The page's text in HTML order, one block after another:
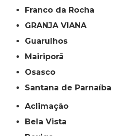
Franco da Rocha
GRANJA VIANA
Guarulhos
Mairiporã
Osasco
Santana de Parnaíba
Aclimação
Bela Vista